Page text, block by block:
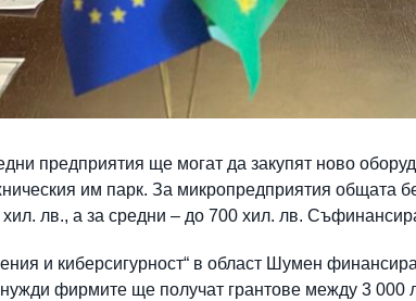
предприятия ще могат да закупят ново
им парк. За микропредприятия общата
лв., а за средни – до 700 хил. лв.
и киберсигурност“ в област Шумен
фирмите ще получат грантове между 3 000